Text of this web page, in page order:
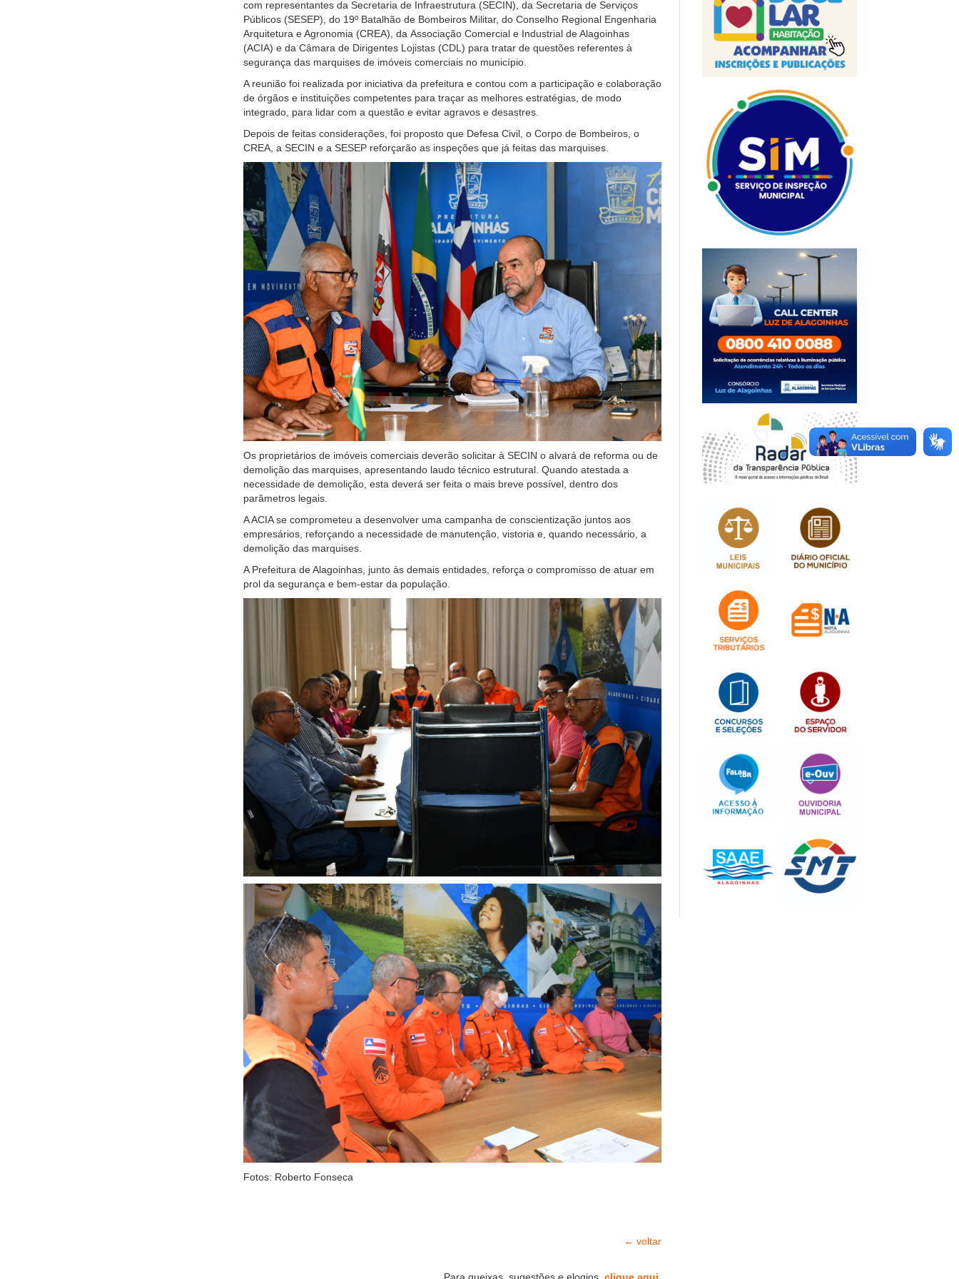
com representantes da Secretaria de Infraestrutura (SECIN), da Secretaria de Serviços
Públicos (SESEP), do 19º Batalhão de Bombeiros Militar, do Conselho Regional Engenharia
Arquitetura e Agronomia (CREA), da Associação Comercial e Industrial de Alagoinhas
(ACIA) e da Câmara de Dirigentes Lojistas (CDL) para tratar de questões referentes à
segurança das marquises de imóveis comerciais no município.
A reunião foi realizada por iniciativa da prefeitura e contou com a participação e colaboração
de órgãos e instituições competentes para traçar as melhores estratégias, de modo
integrado, para lidar com a questão e evitar agravos e desastres.
Depois de feitas considerações, foi proposto que Defesa Civil, o Corpo de Bombeiros, o
CREA, a SECIN e a SESEP reforçarão as inspeções que já feitas das marquises.
Os proprietários de imóveis comerciais deverão solicitar à SECIN o alvará de reforma ou de
demolição das marquises, apresentando laudo técnico estrutural. Quando atestada a
necessidade de demolição, esta deverá ser feita o mais breve possível, dentro dos
parâmetros legais.
A ACIA se comprometeu a desenvolver uma campanha de conscientização juntos aos
empresários, reforçando a necessidade de manutenção, vistoria e, quando necessário, a
demolição das marquises.
A Prefeitura de Alagoinhas, junto às demais entidades, reforça o compromisso de atuar em
prol da segurança e bem-estar da população.
Fotos: Roberto Fonseca
← voltar
Para queixas, sugestões e elogios, clique aqui